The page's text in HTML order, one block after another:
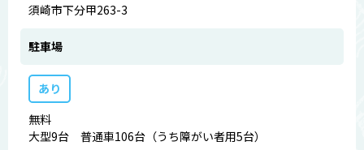
須崎市下分甲263-3
駐車場
あり
無料
大型9台 普通車106台（うち障がい者用5台）